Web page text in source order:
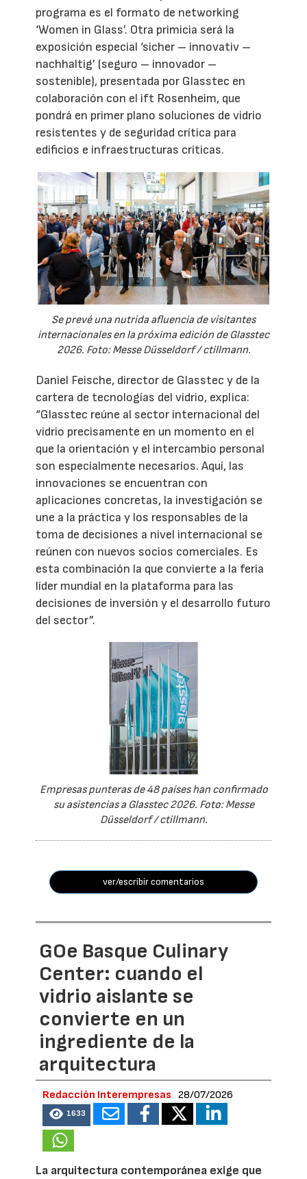
programa es el formato de networking
‘Women in Glass’. Otra primicia será la
exposición especial ‘sicher – innovativ –
nachhaltig’ (seguro – innovador –
sostenible), presentada por Glasstec en
colaboración con el ift Rosenheim, que
pondrá en primer plano soluciones de vidrio
resistentes y de seguridad crítica para
edificios e infraestructuras críticas.
Se prevé una nutrida afluencia de visitantes
internacionales en la próxima edición de Glasstec
2026. Foto: Messe Düsseldorf / ctillmann.
Daniel Feische, director de Glasstec y de la
cartera de tecnologías del vidrio, explica:
“Glasstec reúne al sector internacional del
vidrio precisamente en un momento en el
que la orientación y el intercambio personal
son especialmente necesarios. Aquí, las
innovaciones se encuentran con
aplicaciones concretas, la investigación se
une a la práctica y los responsables de la
toma de decisiones a nivel internacional se
reúnen con nuevos socios comerciales. Es
esta combinación la que convierte a la feria
líder mundial en la plataforma para las
decisiones de inversión y el desarrollo futuro
del sector”.
Empresas punteras de 48 países han confirmado
su asistencias a Glasstec 2026. Foto: Messe
Düsseldorf / ctillmann.
ver/escribir comentarios
GOe Basque Culinary
Center: cuando el
vidrio aislante se
convierte en un
ingrediente de la
arquitectura
Redacción Interempresas 28/07/2026
1633
La arquitectura contemporánea exige que